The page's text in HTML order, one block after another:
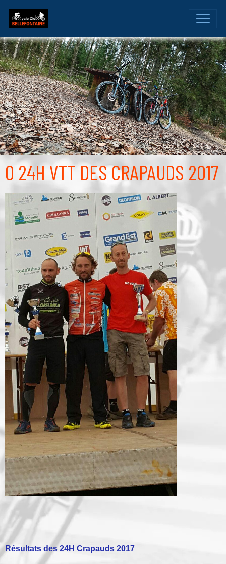
O 24H VTT DES CRAPAUDS 2017
Résultats des 24H Crapauds 2017